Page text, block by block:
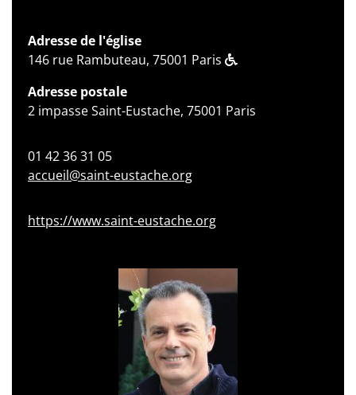
Adresse de l'église
146 rue Rambuteau, 75001 Paris
Adresse postale
2 impasse Saint-Eustache, 75001 Paris
01 42 36 31 05
accueil@saint-eustache.org
https://www.saint-eustache.org